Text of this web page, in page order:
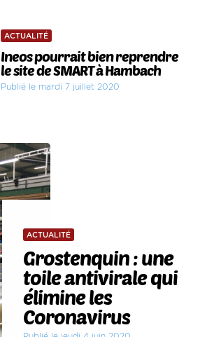
ACTUALITÉ
Ineos pourrait bien reprendre
le site de SMART à Hambach
Publié le mardi 7 juillet 2020
ACTUALITÉ
Grostenquin : une
toile antivirale qui
élimine les
Coronavirus